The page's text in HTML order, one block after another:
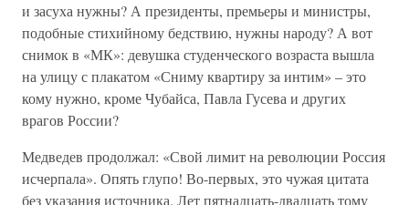
и засуха нужны? А президенты, премьеры и министры,
подобные стихийному бедствию, нужны народу? А вот
снимок в «МК»: девушка студенческого возраста вышла
на улицу с плакатом «Сниму квартиру за интим» – это
кому нужно, кроме Чубайса, Павла Гусева и других
врагов России?
Медведев продолжал: «Свой лимит на революции Россия
исчерпала». Опять глупо! Во-первых, это чужая цитата
без указания источника. Лет пятнадцать-двадцать тому